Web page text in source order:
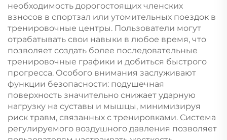
необходимость дорогостоящих членских
взносов в спортзал или утомительных поездок в
тренировочные центры. Пользователи могут
отрабатывать свои навыки в любое время, что
позволяет создать более последовательные
тренировочные графики и добиться быстрого
прогресса. Особого внимания заслуживают
функции безопасности: подушечная
поверхность значительно снижает ударную
нагрузку на суставы и мышцы, минимизируя
риск травм, связанных с тренировками. Система
регулируемого воздушного давления позволяет